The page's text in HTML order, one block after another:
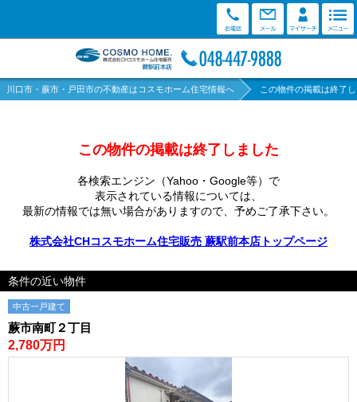
川口市・蕨市・戸田市の不動産はコスモホーム住宅情報へ この物件の掲載は終了
この物件の掲載は終了しました
各検索エンジン（Yahoo・Google等）で
表示されている情報については、
最新の情報では無い場合がありますので、 予めご了承下さい。
株式会社CHコスモホーム住宅販売 蕨駅前本店トップページ
条件の近い物件
中古一戸建て
蕨市南町２丁目
2,780万円